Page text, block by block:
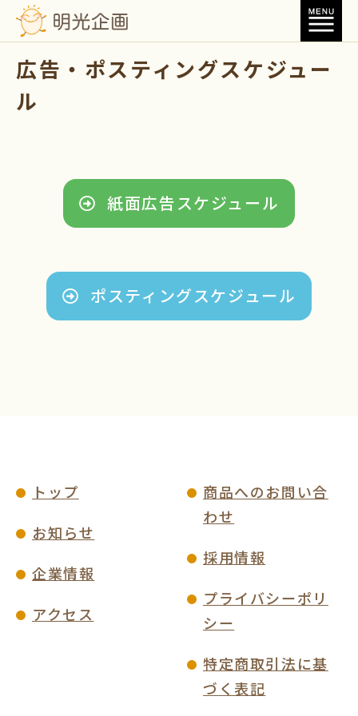
広告・ポスティングスケジュー
ル
紙面広告スケジュール
ポスティングスケジュール
トップ
お知らせ
企業情報
アクセス
商品へのお問い合
わせ
採用情報
プライバシーポリ
シー
特定商取引法に基
づく表記